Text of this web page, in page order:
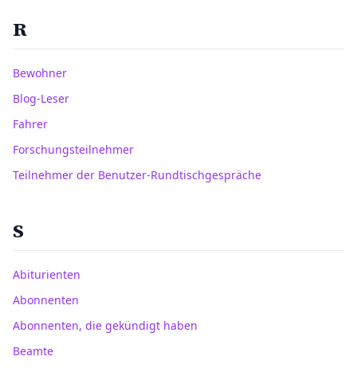
R
Bewohner
Blog-Leser
Fahrer
Forschungsteilnehmer
Teilnehmer der Benutzer-Rundtischgespräche
S
Abiturienten
Abonnenten
Abonnenten, die gekündigt haben
Beamte